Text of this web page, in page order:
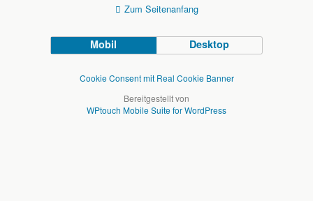
Zum Seitenanfang
Mobil Desktop
Cookie Consent mit Real Cookie Banner
Bereitgestellt von
WPtouch Mobile Suite for WordPress